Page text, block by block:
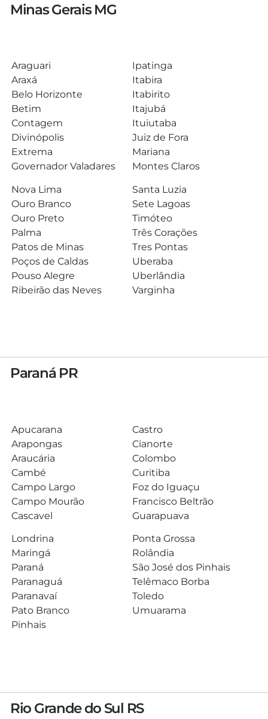
Minas Gerais MG
Araguari
Araxá
Belo Horizonte
Betim
Contagem
Divinópolis
Extrema
Governador Valadares
Ipatinga
Itabira
Itabirito
Itajubá
Ituiutaba
Juiz de Fora
Mariana
Montes Claros
Nova Lima
Ouro Branco
Ouro Preto
Palma
Patos de Minas
Poços de Caldas
Pouso Alegre
Ribeirão das Neves
Santa Luzia
Sete Lagoas
Timóteo
Três Corações
Tres Pontas
Uberaba
Uberlândia
Varginha
Paraná PR
Apucarana
Arapongas
Araucária
Cambé
Campo Largo
Campo Mourão
Cascavel
Castro
Cianorte
Colombo
Curitiba
Foz do Iguaçu
Francisco Beltrão
Guarapuava
Londrina
Maringá
Paraná
Paranaguá
Paranavaí
Pato Branco
Pinhais
Ponta Grossa
Rolândia
São José dos Pinhais
Telêmaco Borba
Toledo
Umuarama
Rio Grande do Sul RS